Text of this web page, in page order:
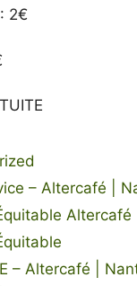
2€
– Altercafé |
– Altercafé |